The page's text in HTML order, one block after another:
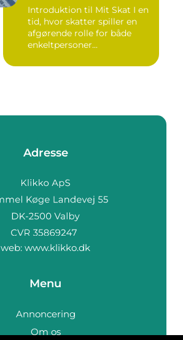
Introduktion til Mit Skat I en
tid, hvor skatter spiller en
afgørende rolle for både
enkeltpersoner...
Adresse
web: www.klikko.dk
Menu
Annoncering
Om os